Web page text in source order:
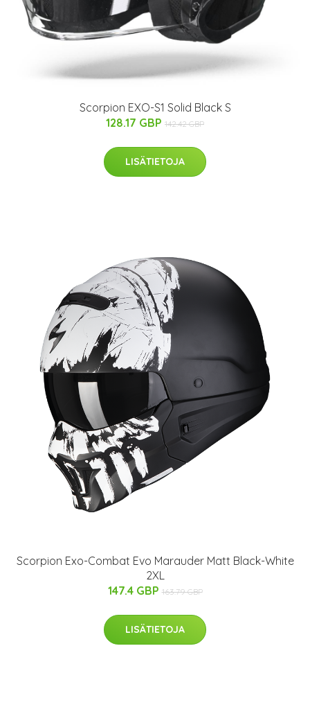
Scorpion EXO-S1 Solid Black S
128.17 GBP 142.42 GBP
LISÄTIETOJA
Scorpion Exo-Combat Evo Marauder Matt Black-White
2XL
147.4 GBP 163.79 GBP
LISÄTIETOJA